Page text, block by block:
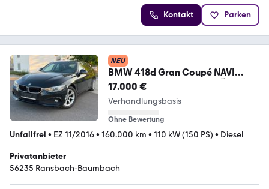
Kontakt Parken
NEU
BMW 418d Gran Coupé NAVI
KLIMA AUTOMATIK SHZ TÜV XEN
17.000 €
Verhandlungsbasis
Ohne Bewertung
Unfallfrei • EZ 11/2016• 160.000 km • 110 kW (150 PS) • Diesel
Privatanbieter
56235 Ransbach-Baumbach